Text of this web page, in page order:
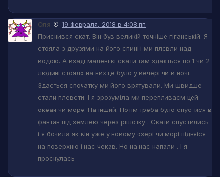
Оля
19 февраля, 2018 в 4:08 пп
Приснився скат. Він був великій точніше гіганській. Я
стояла з друзями на його спині і ми плевли над
водою. А взаді маленькі скати там здається по 1 чи 2
людині стояло на них.це було у вечері чи в ночі.
Здається спочатку ми його врятували. Ми швидше
стали плевсти. І я зрозуміла ми перепливаєм цей
океан чи море. На інший. Потім треба було спустися в
фантан під землею через рішотку . Скати спустились
і я бочила як він уже у новому озері чи морі підняіся
на поверхню і нас чекав. Но на нас напали . І я
проснулась